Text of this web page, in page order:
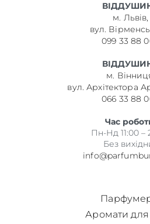
м. Львів,
вул.
099 33 88
м.
вул. Архітектора
066 33 88
Час
Пн-Нд 11:00 –
Без
Аромати